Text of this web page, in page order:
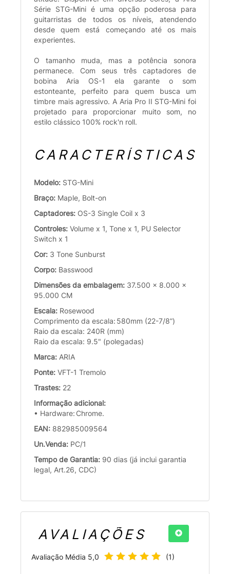
Série STG-Mini é uma opção poderosa para
guitarristas de todos os níveis, atendendo
desde quem está começando até os mais
experientes.
O tamanho muda, mas a potência sonora
permanece. Com seus três captadores de
bobina Aria OS-1 ela garante o som
estonteante, perfeito para quem busca um
timbre mais agressivo. A Aria Pro II STG-Mini foi
projetado para proporcionar muito som, no
estilo clássico 100% rock'n roll.
CARACTERÍSTICAS
Modelo: STG-Mini
Braço: Maple, Bolt-on
Captadores: OS-3 Single Coil x 3
Controles: Volume x 1, Tone x 1, PU Selector
Switch x 1
Cor: 3 Tone Sunburst
Corpo: Basswood
Dimensões da embalagem: 37.500 x 8.000 x
95.000 CM
Escala: Rosewood
Comprimento da escala: 580mm (22-7/8”)
Raio da escala: 240R (mm)
Raio da escala: 9.5" (polegadas)
Marca: ARIA
Ponte: VFT-1 Tremolo
Trastes: 22
Informação adicional:
• Hardware: Chrome.
EAN: 882985009564
Un.Venda: PC/1
Tempo de Garantia: 90 dias (já inclui garantia
legal, Art.26, CDC)
AVALIAÇÕES
Avaliação Média 5,0 (1)